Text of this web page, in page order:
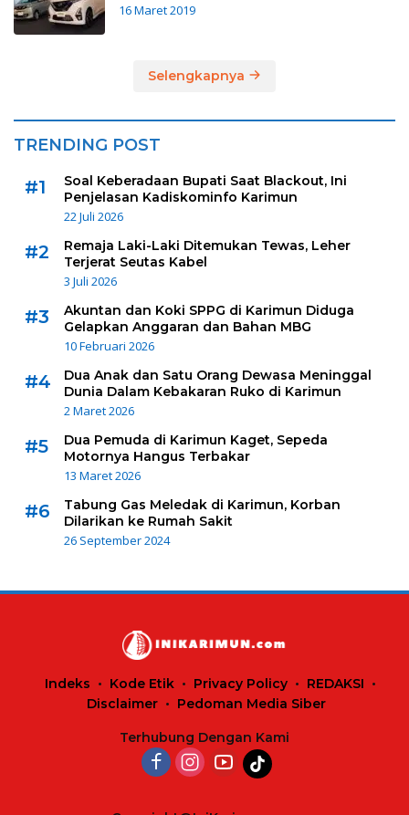
16 Maret 2019
Selengkapnya
TRENDING POST
#1
Soal Keberadaan Bupati Saat Blackout, Ini
Penjelasan Kadiskominfo Karimun
22 Juli 2026
#2
Remaja Laki-Laki Ditemukan Tewas, Leher
Terjerat Seutas Kabel
3 Juli 2026
#3
Akuntan dan Koki SPPG di Karimun Diduga
Gelapkan Anggaran dan Bahan MBG
10 Februari 2026
#4
Dua Anak dan Satu Orang Dewasa Meninggal
Dunia Dalam Kebakaran Ruko di Karimun
2 Maret 2026
#5
Dua Pemuda di Karimun Kaget, Sepeda
Motornya Hangus Terbakar
13 Maret 2026
#6
Tabung Gas Meledak di Karimun, Korban
Dilarikan ke Rumah Sakit
26 September 2024
Indeks Kode Etik Privacy Policy
REDAKSI
Disclaimer
Pedoman Media Siber
Terhubung Dengan Kami